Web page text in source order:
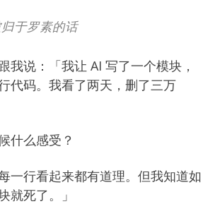
于罗素的话
我说：「我让 AI 写了一个模块，
代码。我看了两天，删了三万
什么感受？
一行看起来都有道理。但我知道如
就死了。」